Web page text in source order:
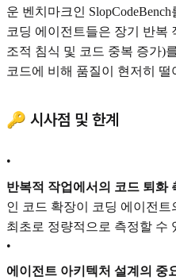
운 벤치마크인
코딩 에이전트들은 장기 반복
조적 침식 및 코드 중복 증가)
코드에 비해 품질이 현저히
🔑 시사점 및 한계
•
반복적 작업에서의 코드 퇴화
인 코드 확장이 코딩 에이전
최초로 정량적으로 측정할 수
•
에이전트 아키텍처 설계의 중